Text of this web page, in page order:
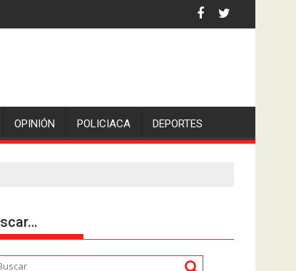
Avisack Douglas.
OPINIÓN POLICIACA DEPORTES